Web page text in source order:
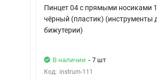
Пинцет 04 с прямыми носиками
чёрный (пластик) (инструменты
бижутерии)
В наличии - 7 шт
Код: instrum-111